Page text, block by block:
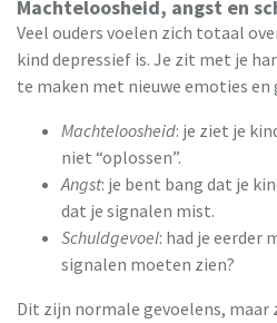
Machteloosheid, angst en
Veel ouders voelen zich totaal
kind depressief is. Je zit met je
te maken met nieuwe emoties en
Machteloosheid: je ziet je
niet “oplossen”.
Angst: je bent bang dat je
dat je signalen mist.
Schuldgevoel: had je eerder
signalen moeten zien?
Dit zijn normale gevoelens, maar